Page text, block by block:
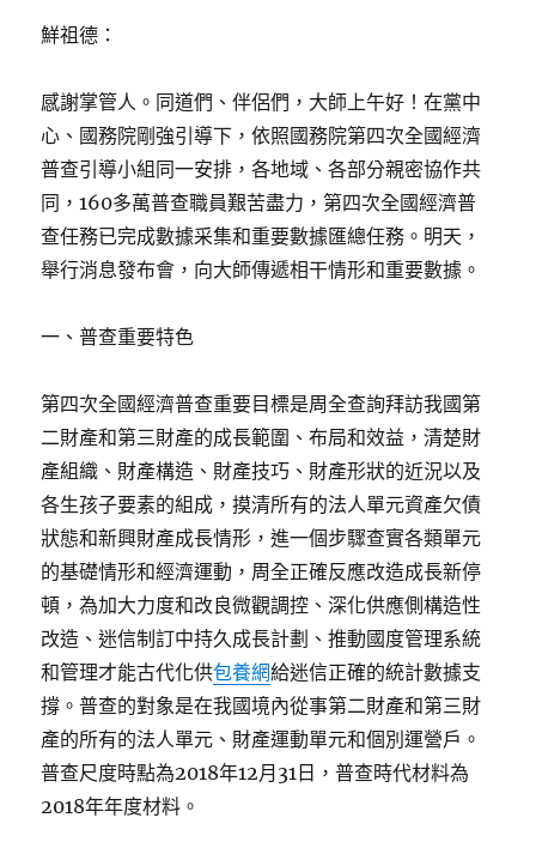
鮮祖德：
感謝掌管人。同道們、伴侶們，大師上午好！在黨中
心、國務院剛強引導下，依照國務院第四次全國經濟
普查引導小組同一安排，各地域、各部分親密協作共
同，160多萬普查職員艱苦盡力，第四次全國經濟普
查任務已完成數據采集和重要數據匯總任務。明天，
舉行消息發布會，向大師傳遞相干情形和重要數據。
一、普查重要特色
第四次全國經濟普查重要目標是周全查詢拜訪我國第
二財產和第三財產的成長範圍、布局和效益，清楚財
產組織、財產構造、財產技巧、財產形狀的近況以及
各生孩子要素的組成，摸清所有的法人單元資產欠債
狀態和新興財產成長情形，進一個步驟查實各類單元
的基礎情形和經濟運動，周全正確反應改造成長新停
頓，為加大力度和改良微觀調控、深化供應側構造性
改造、迷信制訂中持久成長計劃、推動國度管理系統
和管理才能古代化供包養網給迷信正確的統計數據支
撐。普查的對象是在我國境內從事第二財產和第三財
產的所有的法人單元、財產運動單元和個別運營戶。
普查尺度時點為2018年12月31日，普查時代材料為
2018年年度材料。